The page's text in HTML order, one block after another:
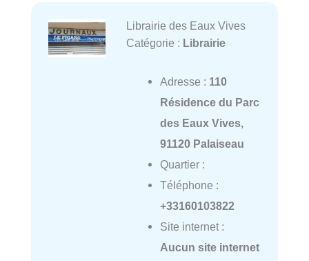
Librairie des Eaux Vives
Catégorie : Librairie
Adresse : 110
Résidence du Parc
des Eaux Vives,
91120 Palaiseau
Quartier :
Téléphone :
+33160103822
Site internet :
Aucun site internet